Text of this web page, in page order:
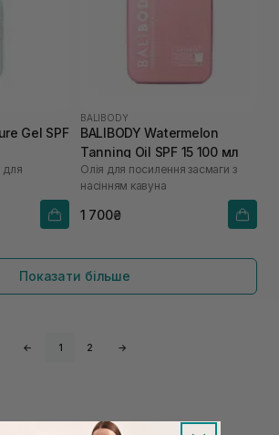
Gel SPF
для
BALIBODY
BALIBODY Watermelon
Tanning Oil SPF 15 100 мл
Олія для посилення засмаги з
насінням кавуна
1 700₴
Показати більше
← 1 2 →